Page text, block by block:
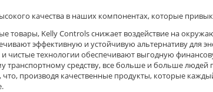
качества в наших компонентах, которые
товары, Kelly Controls снижает воздействие на
эффективную и устойчивую альтернативу для
и чистые технологии обеспечивают выгодную
транспортному средству, все больше и больше
производя качественные продукты, которые